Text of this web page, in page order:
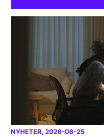
NYHETER, 2026-06-25